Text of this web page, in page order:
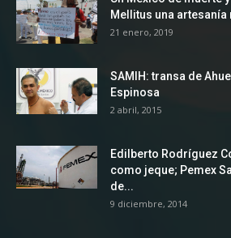
Mellitus una artesanía
21 enero, 2019
SAMIH: transa de
Espinosa
2 abril, 2015
Edilberto Rodríguez
como jeque; Pemex
de...
9 diciembre, 2014